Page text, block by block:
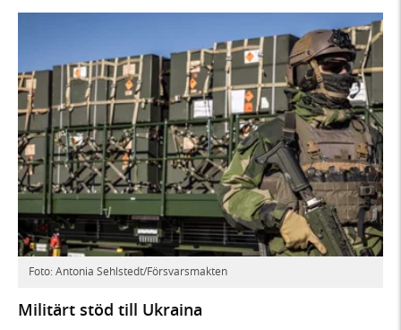
Foto: Antonia Sehlstedt/Försvarsmakten
Militärt stöd till Ukraina